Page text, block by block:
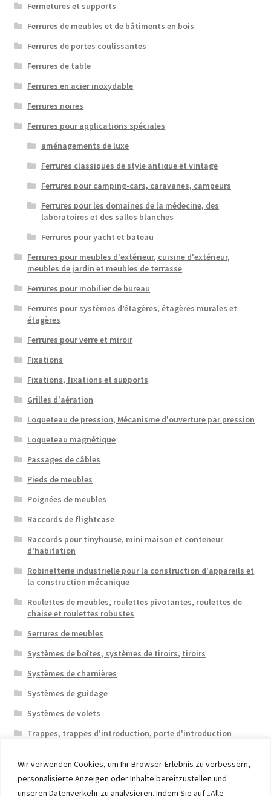
Wir verwenden Cookies, um Ihr Browser-Erlebnis zu verbessern,
personalisierte Anzeigen oder Inhalte bereitzustellen und
unseren Datenverkehr zu analysieren. Indem Sie auf „Alle
Fermetures et supports
Ferrures de meubles et de bâtiments en bois
Ferrures de portes coulissantes
Ferrures de table
Ferrures en acier inoxydable
Ferrures noires
Ferrures pour applications spéciales
aménagements de luxe
Ferrures classiques de style antique et vintage
Ferrures pour camping-cars, caravanes, campeurs
Ferrures pour les domaines de la médecine, des
laboratoires et des salles blanches
Ferrures pour yacht et bateau
Ferrures pour meubles d'extérieur, cuisine d'extérieur,
meubles de jardin et meubles de terrasse
Ferrures pour mobilier de bureau
Ferrures pour systèmes d’étagères, étagères murales et
étagères
Ferrures pour verre et miroir
Fixations
Fixations, fixations et supports
Grilles d'aération
Loqueteau de pression, Mécanisme d'ouverture par pression
Loqueteau magnétique
Passages de câbles
Pieds de meubles
Poignées de meubles
Raccords de flightcase
Raccords pour tinyhouse, mini maison et conteneur
d’habitation
Robinetterie industrielle pour la construction d'appareils et
la construction mécanique
Roulettes de meubles, roulettes pivotantes, roulettes de
chaise et roulettes robustes
Serrures de meubles
Systèmes de boîtes, systèmes de tiroirs, tiroirs
Systèmes de charnières
Systèmes de guidage
Systèmes de volets
Trappes, trappes d'introduction, porte d'introduction